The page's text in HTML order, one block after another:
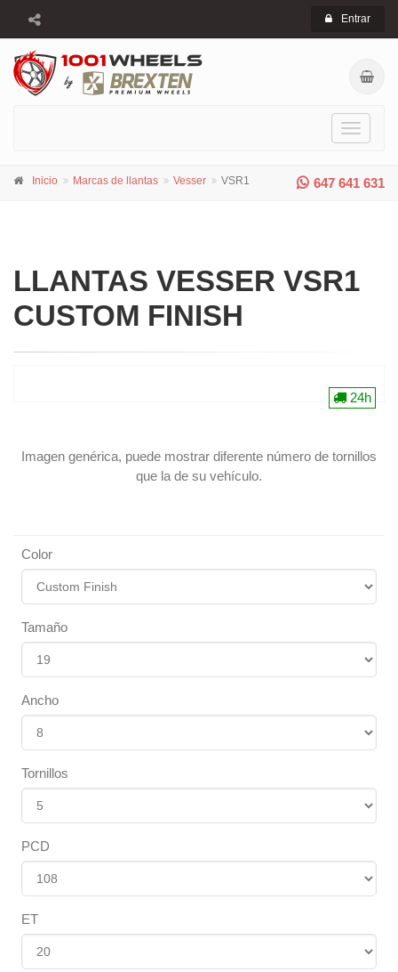
Entrar
Toggle
647 641 631
Inicio Marcas de llantas Vesser VSR1
LLANTAS VESSER VSR1
CUSTOM FINISH
Imagen genérica, puede mostrar diferente número de tornillos
que la de su vehículo.
24h
Color
Tamaño
Ancho
Tornillos
PCD
ET